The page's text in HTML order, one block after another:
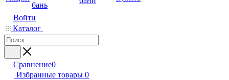
бань
Войти
Каталог
Сравнение0
Избранные товары 0